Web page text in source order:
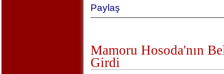
Paylaş
Mamoru Hosoda'nın
Girdi